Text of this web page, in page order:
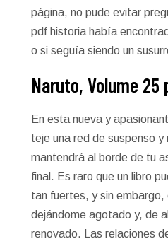
página, no pude evitar
pdf historia había
o si seguía siendo un
Naruto, Volume 25
En esta nueva y
teje una red de suspenso
mantendrá al borde de tu
final. Es raro que un libro
tan fuertes, y sin embargo,
dejándome agotado y, de
renovado. Las relaciones